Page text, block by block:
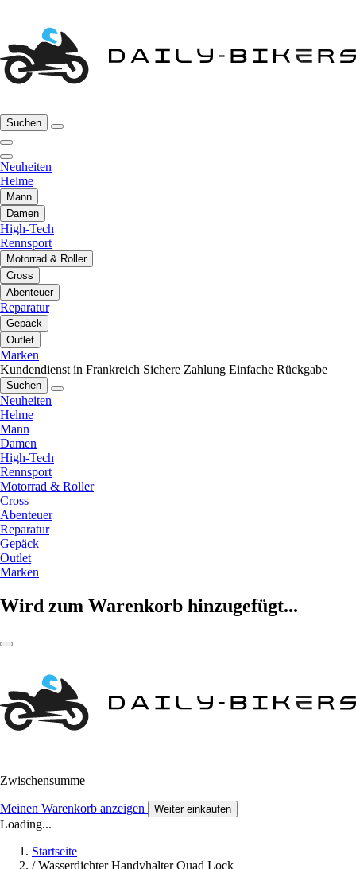
Suchen
Neuheiten
Helme
Mann
Damen
High-Tech
Rennsport
Motorrad & Roller
Cross
Abenteuer
Reparatur
Gepäck
Outlet
Marken
Kundendienst in Frankreich Sichere Zahlung Einfache Rückgabe
Suchen
Neuheiten
Helme
Mann
Damen
High-Tech
Rennsport
Motorrad & Roller
Cross
Abenteuer
Reparatur
Gepäck
Outlet
Marken
Wird zum Warenkorb hinzugefügt...
Zwischensumme
Meinen Warenkorb anzeigen Weiter einkaufen
Loading...
Startseite
/ Wasserdichter Handyhalter Quad Lock